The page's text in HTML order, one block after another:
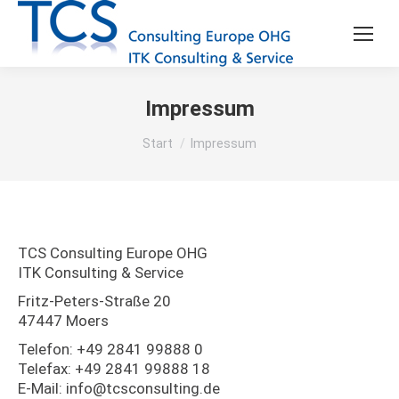
Impressum
Sie befinden sich hier:
Start Impressum
TCS Consulting Europe OHG
ITK Consulting & Service
Fritz-Peters-Straße 20
47447 Moers
Telefon: +49 2841 99888 0
Telefax: +49 2841 99888 18
E-Mail: info@tcsconsulting.de